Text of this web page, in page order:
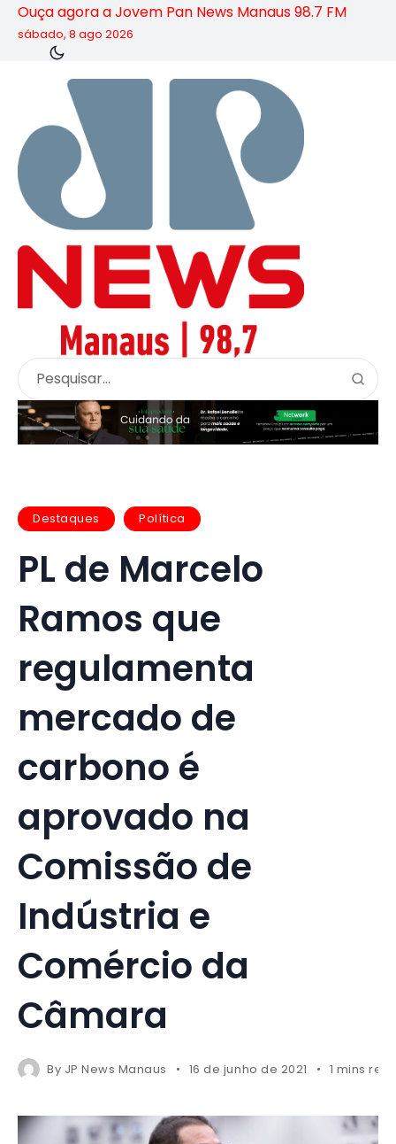
Ouça agora a Jovem Pan News Manaus 98.7 FM
sábado, 8 ago 2026
Destaques Política
PL de Marcelo
Ramos que
regulamenta
mercado de
carbono é
aprovado na
Comissão de
Indústria e
Comércio da
Câmara
By JP News Manaus 16 de junho de 2021 1 mins